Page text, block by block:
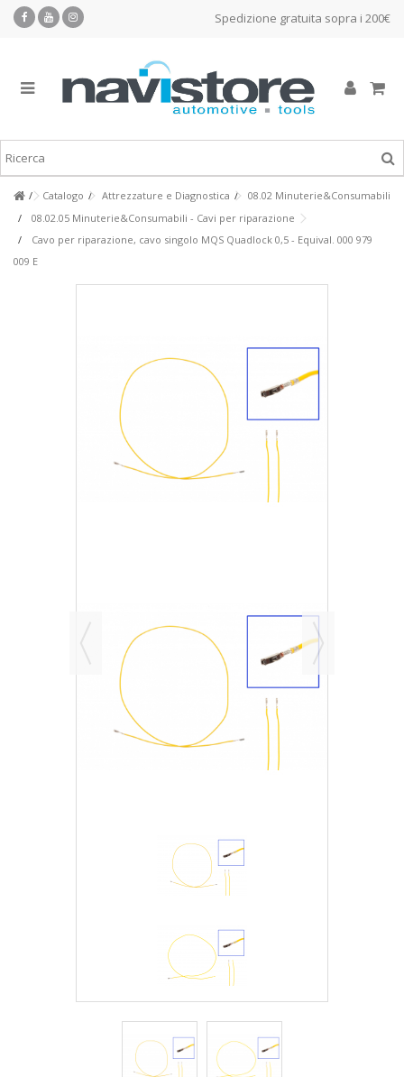
Spedizione gratuita sopra i 200€
Catalogo Attrezzature e Diagnostica
08.02 Minuterie&Consumabili
08.02.05 Minuterie&Consumabili - Cavi per riparazione
Cavo per riparazione, cavo singolo MQS Quadlock 0,5 - Equival. 000 979
009 E